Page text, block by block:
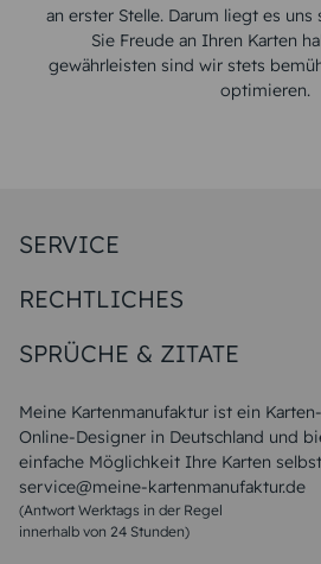
an erster Stelle. Darum liegt es uns
Sie Freude an Ihren Karten
gewährleisten sind wir stets
optimieren.
Meine Kartenmanufaktur ist ein
Online-Designer in Deutschland und
einfache Möglichkeit Ihre Karten
service@meine-kartenmanufaktur.de
(Antwort Werktags in der Regel
innerhalb von 24 Stunden)
SERVICE
Papiersorten
Unsere Produktion
Magazin
FAQ
RECHTLICHES
Widerrufsbelehrung
SPRÜCHE & ZITATE
Liebeskummer Sprüche
Sommer Sprüche
Muttertagssprüche
Sprüche zur Hochzeit
Sprüche zur Konfirmation & Kommunion
Weihnachtsgedichte